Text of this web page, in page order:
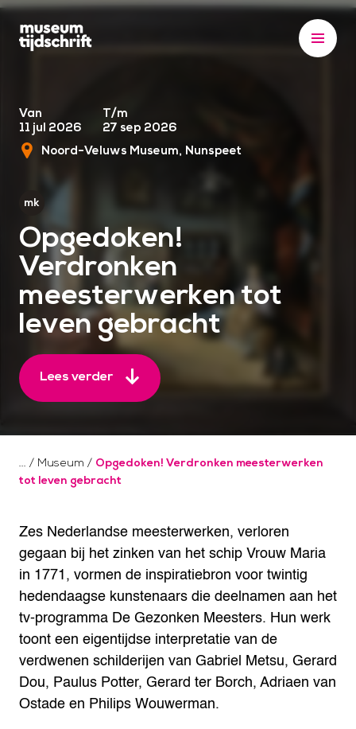
S
Van
11 jul 2026
T/m
27 sep 2026
Noord-Veluws Museum Nunspeet
Opgedoken!
Verdronken
meesterwerken tot
leven gebracht
Lees verder
/ Museum / Opgedoken! Verdronken meesterwerken
tot leven gebracht
Zes Nederlandse meesterwerken, verloren
gegaan bij het zinken van het schip Vrouw Maria
in 1771, vormen de inspiratiebron voor twintig
hedendaagse kunstenaars die deelnamen aan het
tv-programma De Gezonken Meesters. Hun werk
toont een eigentijdse interpretatie van de
verdwenen schilderijen van Gabriel Metsu, Gerard
Dou, Paulus Potter, Gerard ter Borch, Adriaen van
Ostade en Philips Wouwerman.